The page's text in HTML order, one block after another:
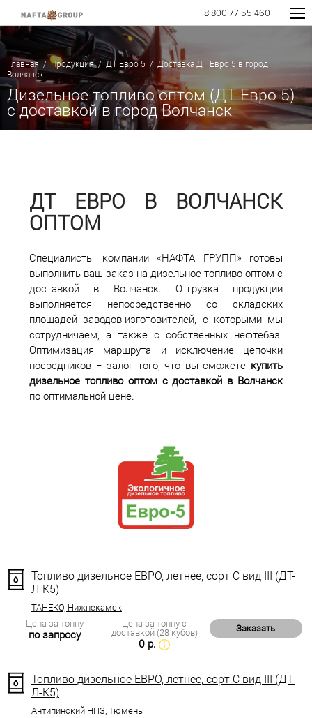
8 800 77 55 460
Главная /Продукция/ ДТ Евро 5 / Доставка ДТ Евро 5 в город
Волчанск
Дизельное топливо оптом (ДТ Евро 5)
с доставкой в город Волчанск
ДТ ЕВРО В ВОЛЧАНСК
ОПТОМ
Специалисты компании «НАФТА ГРУПП» готовы
выполнить ваш заказ на дизельное топливо оптом с
доставкой в Волчанск. Отгрузка продукции
выполняется непосредственно со складских
площадей заводов-изготовителей, с которыми мы
сотрудничаем, а также с собственных нефтебаз.
Оптимизация маршрута и исключение цепочки
посредников − залог того, что вы сможете купить
дизельное топливо оптом с доставкой в Волчанск
по оптимальной цене.
Топливо дизельное ЕВРО, летнее, сорт С вид III (ДТ-
Л-К5)
ТАНЕКО, Нижнекамск
Цена за тонну
по запросу
Цена за тонну с
доставкой (28 кубов)
0 р.
Заказать
Топливо дизельное ЕВРО, летнее, сорт С вид III (ДТ-
Л-К5)
Антипинский НПЗ, Тюмень